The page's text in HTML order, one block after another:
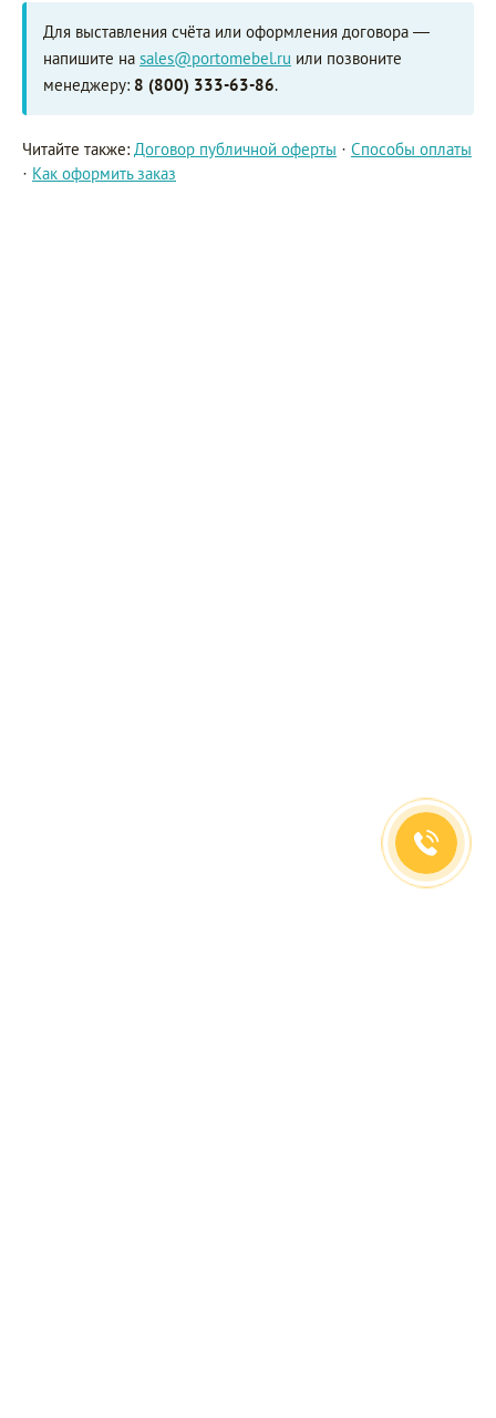
Для выставления счёта или оформления договора —
напишите на sales@portomebel.ru или позвоните
менеджеру: 8 (800) 333-63-86.
Читайте также: Договор публичной оферты · Способы оплаты
· Как оформить заказ